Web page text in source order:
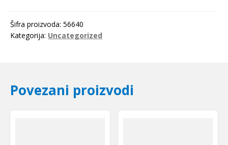
Šifra proizvoda: 56640
Kategorija: Uncategorized
Povezani proizvodi